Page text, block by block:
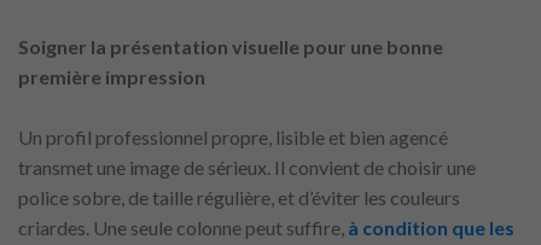
Soigner la présentation visuelle pour une bonne
première impression
Un profil professionnel propre, lisible et bien agencé
transmet une image de sérieux. Il convient de choisir une
police sobre, de taille régulière, et d’éviter les couleurs
criardes. Une seule colonne peut suffire, à condition que les